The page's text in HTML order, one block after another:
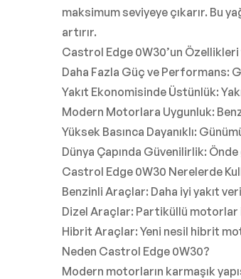
maksimum seviyeye çıkarır. Bu
artırır.
Castrol Edge 0W30’un Özellikleri
Daha Fazla Güç ve Performans:
Yakıt Ekonomisinde Üstünlük:
Modern Motorlara Uygunluk:
Yüksek Basınca Dayanıklı:
Dünya Çapında Güvenilirlik:
Castrol Edge 0W30 Nerelerde
Benzinli Araçlar: Daha iyi yakıt
Dizel Araçlar: Partiküllü motorlar
Hibrit Araçlar: Yeni nesil hibrit
Neden Castrol Edge 0W30?
Modern motorların karmaşık